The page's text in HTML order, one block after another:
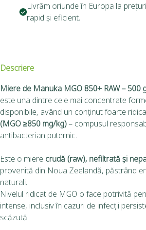
Livrăm oriunde în Europa la
rapid și eficient.
Descriere
Miere de Manuka MGO 850+ RAW – 500
este una dintre cele mai concentrate
disponibile, având un conținut foarte
(MGO ≥850 mg/kg)– compusul
antibacterian puternic.
Este o miere crudă (raw), nefiltrată și
provenită din Noua Zeelandă, păstrând
naturali.
Nivelul ridicat de MGO o face potrivită
intense, inclusiv în cazuri de infecții
scăzută.